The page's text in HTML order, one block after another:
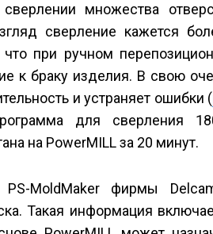
множества
сверление кажется
при ручном
к браку изделия. В свою
и устраняет ошибки (
для сверления
на PowerMILL за 20 минут.
MoldMaker фирмы
Такая информация